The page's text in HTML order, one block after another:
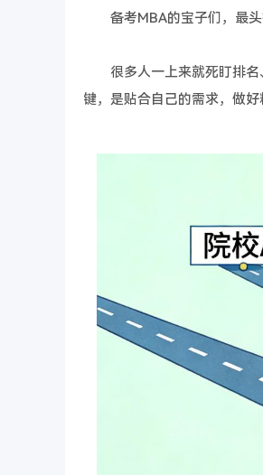
备考MBA的宝子们，最头
很多人一上来就死盯排名
键，是贴合自己的需求，做